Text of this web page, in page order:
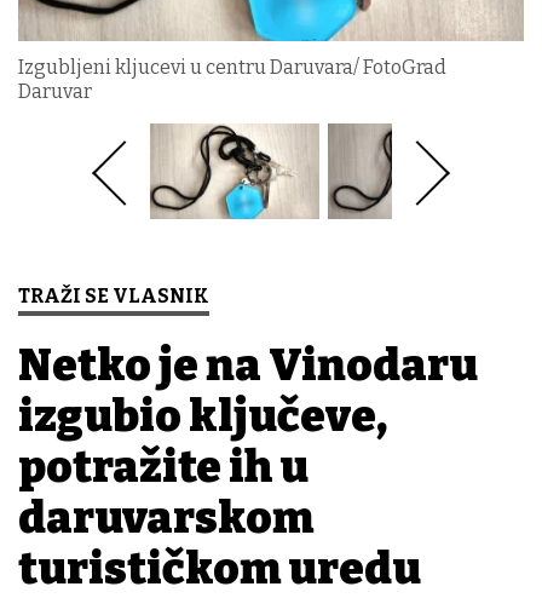
Izgubljeni kljucevi u centru Daruvara/ FotoGrad
Daruvar
TRAŽI SE VLASNIK
Netko je na Vinodaru
izgubio ključeve,
potražite ih u
daruvarskom
turističkom uredu